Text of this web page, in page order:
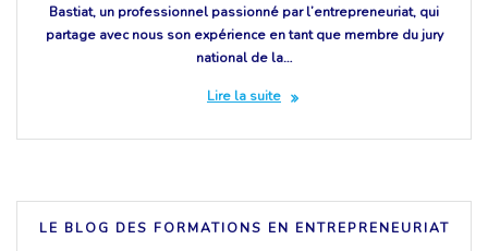
Bastiat, un professionnel passionné par l’entrepreneuriat, qui
partage avec nous son expérience en tant que membre du jury
national de la…
Lire la suite
LE BLOG DES FORMATIONS EN ENTREPRENEURIAT